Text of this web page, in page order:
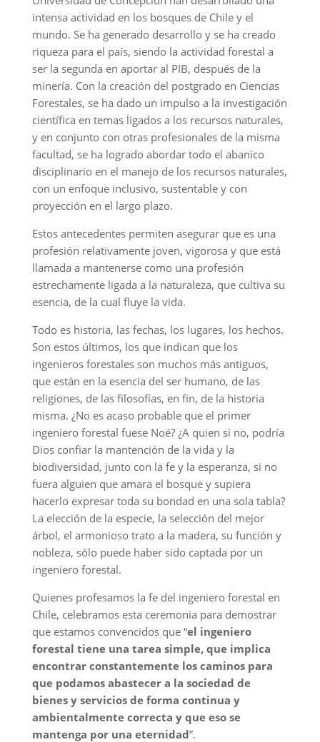
intensa actividad en los bosques de Chile y el
mundo. Se ha generado desarrollo y se ha creado
riqueza para el país, siendo la actividad forestal a
ser la segunda en aportar al PIB, después de la
minería. Con la creación del postgrado en Ciencias
Forestales, se ha dado un impulso a la investigación
científica en temas ligados a los recursos naturales,
y en conjunto con otras profesionales de la misma
facultad, se ha logrado abordar todo el abanico
disciplinario en el manejo de los recursos naturales,
con un enfoque inclusivo, sustentable y con
proyección en el largo plazo.
Estos antecedentes permiten asegurar que es una
profesión relativamente joven, vigorosa y que está
llamada a mantenerse como una profesión
estrechamente ligada a la naturaleza, que cultiva su
esencia, de la cual fluye la vida.
Todo es historia, las fechas, los lugares, los hechos.
Son estos últimos, los que indican que los
ingenieros forestales son muchos más antiguos,
que están en la esencia del ser humano, de las
religiones, de las filosofías, en fin, de la historia
misma. ¿No es acaso probable que el primer
ingeniero forestal fuese Noé? ¿A quien si no, podría
Dios confiar la mantención de la vida y la
biodiversidad, junto con la fe y la esperanza, si no
fuera alguien que amara el bosque y supiera
hacerlo expresar toda su bondad en una sola tabla?
La elección de la especie, la selección del mejor
árbol, el armonioso trato a la madera, su función y
nobleza, sólo puede haber sido captada por un
ingeniero forestal.
Quienes profesamos la fe del ingeniero forestal en
Chile, celebramos esta ceremonia para demostrar
que estamos convencidos que “el ingeniero
forestal tiene una tarea simple, que implica
encontrar constantemente los caminos para
que podamos abastecer a la sociedad de
bienes y servicios de forma continua y
ambientalmente correcta y que eso se
mantenga por una eternidad”.